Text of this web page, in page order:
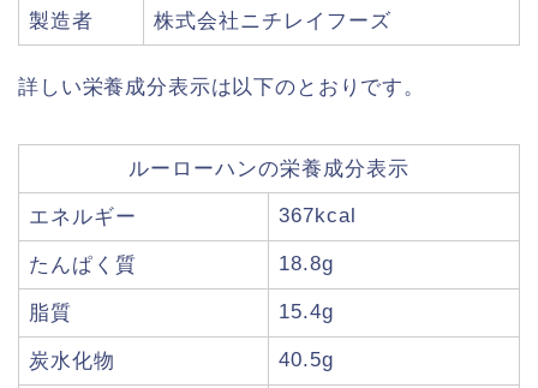
製造者 株式会社ニチレイフーズ
詳しい栄養成分表示は以下のとおりです。
ルーローハンの栄養成分表示
エネルギー 367kcal
たんぱく質 18.8g
脂質 15.4g
炭水化物 40.5g